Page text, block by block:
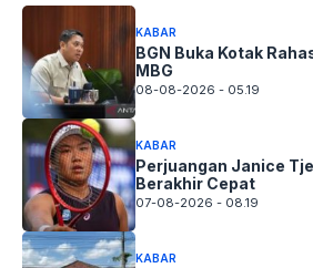
KABAR
BGN Buka Kotak
MBG
08-08-2026 - 05.19
KABAR
Perjuangan Janice
Berakhir Cepat
07-08-2026 - 08.19
KABAR